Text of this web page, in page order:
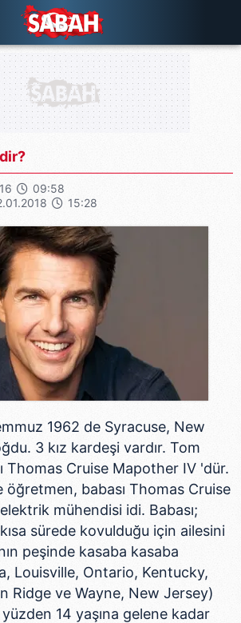
sitesi
09:58
15:28
1962 de Syracuse, New
3 kız kardeşi vardır. Tom
Thomas Cruise Mapother IV 'dür.
öğretmen, babası Thomas Cruise
mühendisi idi. Babası;
sürede kovulduğu için ailesini
peşinde kasaba kasaba
Louisville, Ontario, Kentucky,
Ridge ve Wayne, New Jersey)
yüzden 14 yaşına gelene kadar